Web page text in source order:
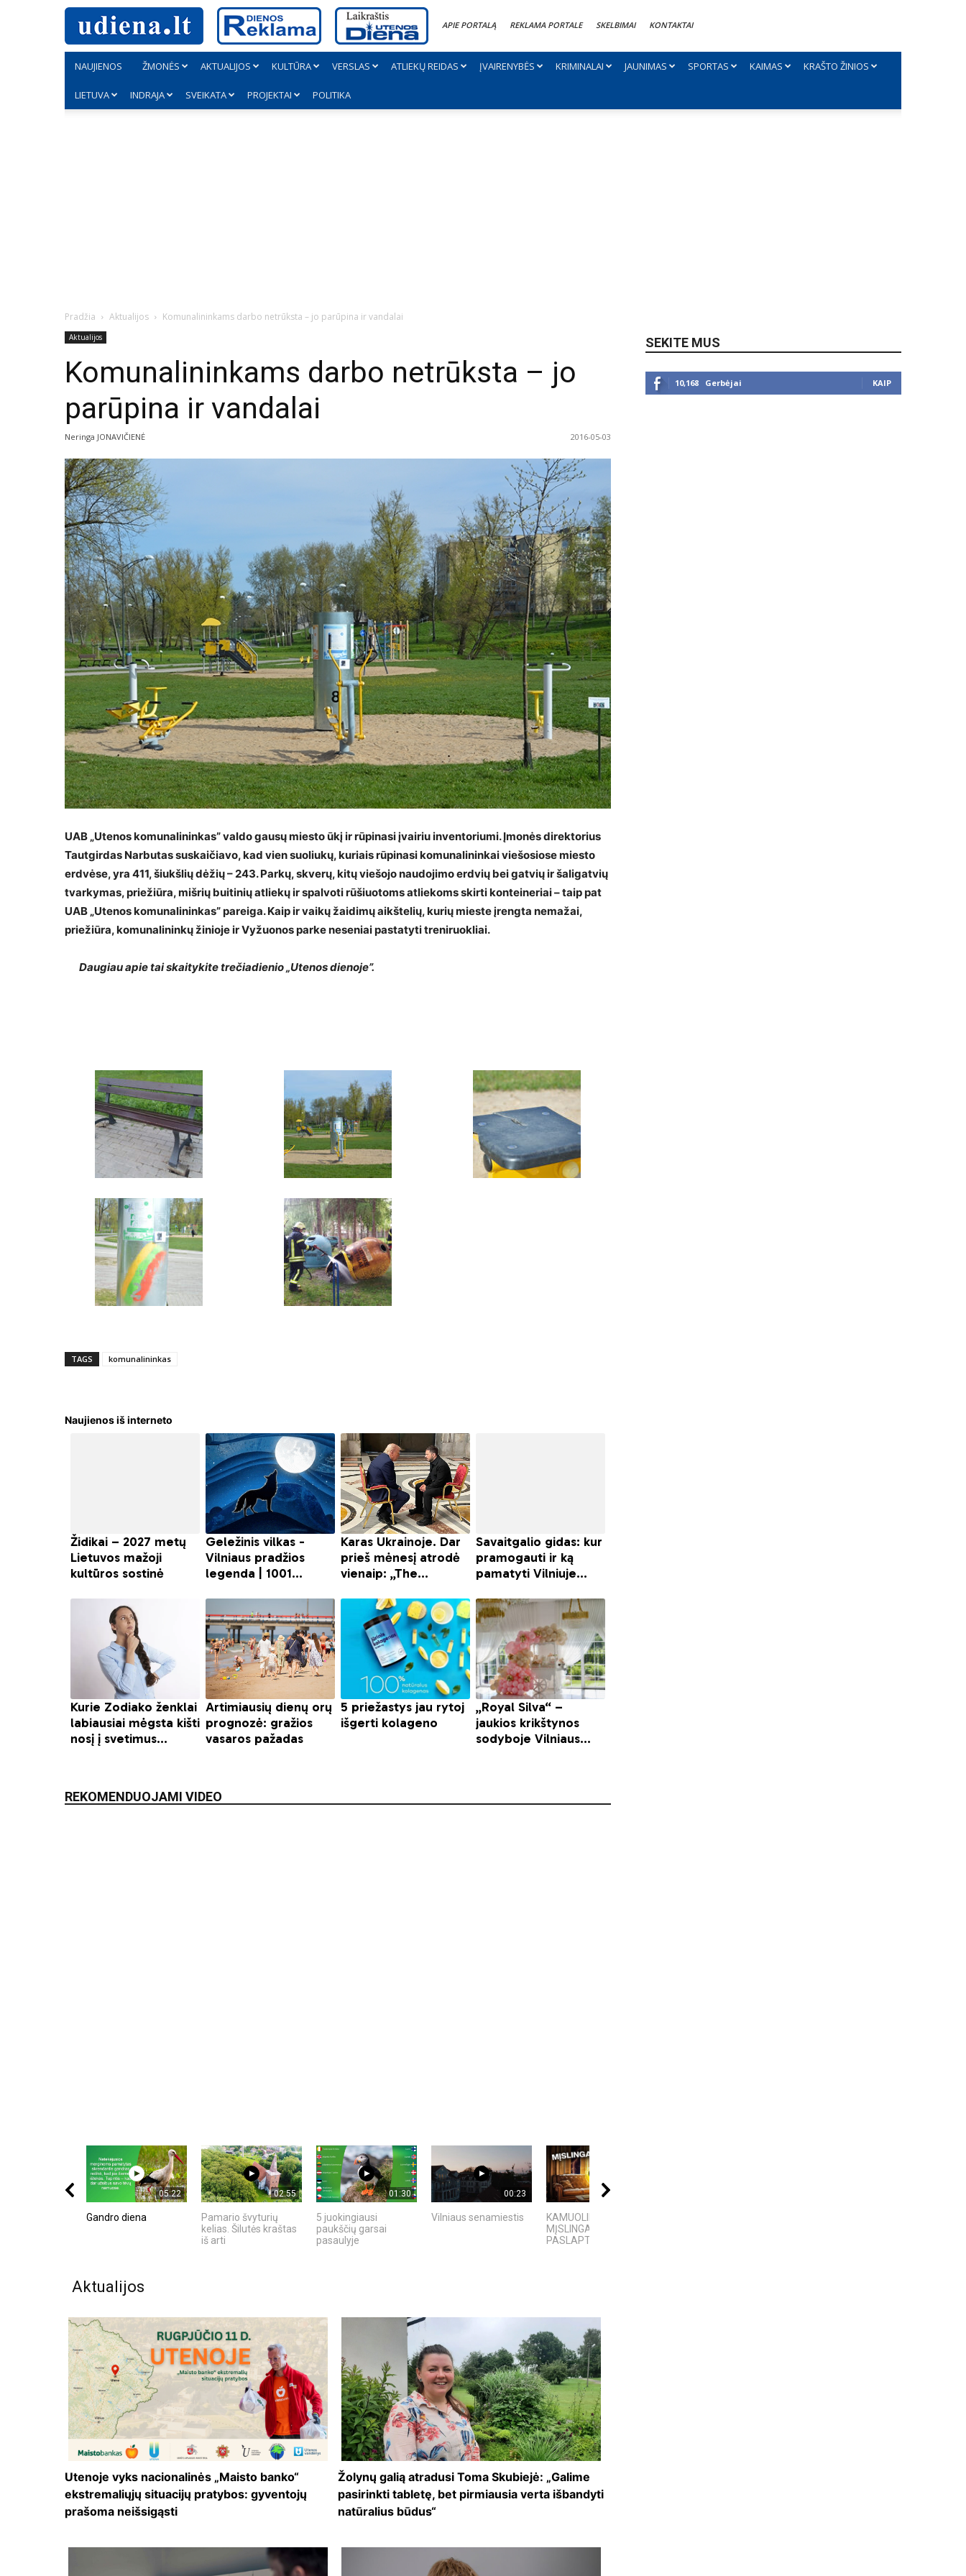
APIE PORTALĄ REKLAMA PORTALE SKELBIMAI KONTAKTAI
NAUJIENOS ŽMONĖS AKTUALIJOS KULTŪRA VERSLAS ATLIEKŲ REIDAS ĮVAIRENYBĖS KRIMINALAI JAUNIMAS SPORTAS KAIMAS KRAŠTO ŽINIOS
LIETUVA INDRAJA SVEIKATA PROJEKTAI POLITIKA
Pradžia Aktualijos Komunalininkams darbo netrūksta – jo parūpina ir vandalai
Aktualijos
Komunalininkams darbo netrūksta – jo
parūpina ir vandalai
Neringa JONAVIČIENĖ 2016-05-03
UAB „Utenos komunalininkas” valdo gausų miesto ūkį ir rūpinasi įvairiu inventoriumi. Įmonės direktorius
Tautgirdas Narbutas suskaičiavo, kad vien suoliukų, kuriais rūpinasi komunalininkai viešosiose miesto
erdvėse, yra 411, šiukšlių dėžių – 243. Parkų, skverų, kitų viešojo naudojimo erdvių bei gatvių ir šaligatvių
tvarkymas, priežiūra, mišrių buitinių atliekų ir spalvoti rūšiuotoms atliekoms skirti konteineriai – taip pat
UAB „Utenos komunalininkas” pareiga. Kaip ir vaikų žaidimų aikštelių, kurių mieste įrengta nemažai,
priežiūra, komunalininkų žinioje ir Vyžuonos parke neseniai pastatyti treniruokliai.
Daugiau apie tai skaitykite trečiadienio „Utenos dienoje”.
TAGS komunalininkas
Naujienos iš interneto
REKOMENDUOJAMI VIDEO
05:22
Gandro diena
02:55
Pamario švyturių
kelias. Šilutės kraštas
iš arti
01:30
5 juokingiausi
paukščių garsai
pasaulyje
00:23
Vilniaus senamiestis
KAMUOLINIS ŽAIBAS:
MĮSLINGA GAMTOS
PASLAPTIS
Aktualijos
Utenoje vyks nacionalinės „Maisto banko“
ekstremaliųjų situacijų pratybos: gyventojų
prašoma neišsigąsti
Žolynų galią atradusi Toma Skubiejė: „Galime
pasirinkti tabletę, bet pirmiausia verta išbandyti
natūralius būdus“
SEKITE MUS
10,168 Gerbėjai KAIP